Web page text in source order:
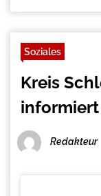
Soziales
Kreis
informiert
Redakteur